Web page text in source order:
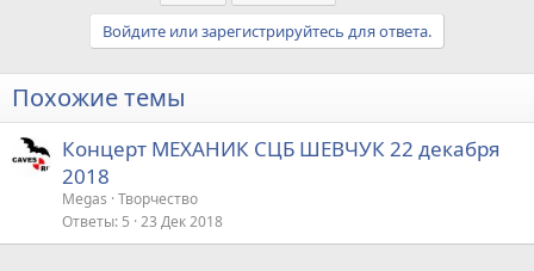
Войдите или зарегистрируйтесь для ответа.
Похожие темы
Концерт МЕХАНИК СЦБ ШЕВЧУК 22 декабря
2018
Megas Творчество
Ответы 5 23 Дек 2018